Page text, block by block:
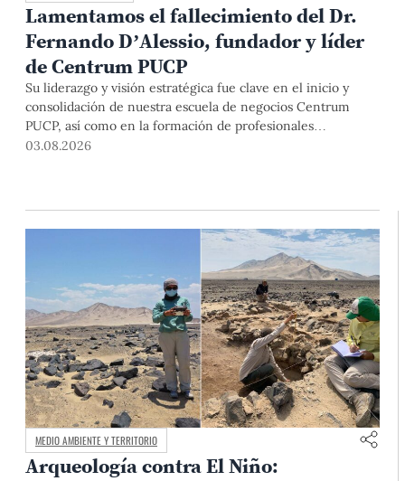
Lamentamos el fallecimiento del Dr.
Fernando D’Alessio, fundador y líder
de Centrum PUCP
Su liderazgo y visión estratégica fue clave en el inicio y
consolidación de nuestra escuela de negocios Centrum
PUCP, así como en la formación de profesionales
empresariales comprometidos con el país. Por todo ello,
03.08.2026
MEDIO AMBIENTE Y TERRITORIO
Arqueología contra El Niño: